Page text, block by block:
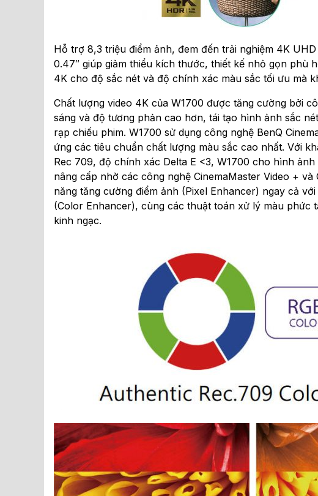
Hỗ trợ 8,3 triệu điểm ảnh, đem đến trải nghiệm 4K
0.47″ giúp giảm thiểu kích thước, thiết kế nhỏ gọn phù
4K cho độ sắc nét và độ chính xác màu sắc tối ưu mà
Chất lượng video 4K của W1700 được tăng cường bởi
sáng và độ tương phản cao hơn, tái tạo hình ảnh sắc
rạp chiếu phim. W1700 sử dụng công nghệ BenQ
ứng các tiêu chuẩn chất lượng màu sắc cao nhất. Với
Rec 709, độ chính xác Delta E <3, W1700 cho hình
nâng cấp nhờ các công nghệ CinemaMaster Video +
năng tăng cường điểm ảnh (Pixel Enhancer) ngay cả
(Color Enhancer), cùng các thuật toán xử lý màu phức
kinh ngạc.